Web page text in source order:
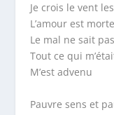
Je crois le vent
L’amour est morte
Le mal ne sait
Tout ce qui
M’est advenu
Pauvre sens et